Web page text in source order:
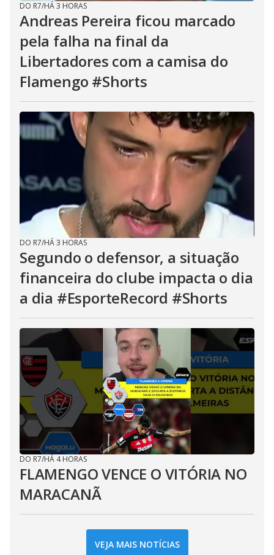
DO R7/HÁ 3 HORAS
Andreas Pereira ficou marcado
pela falha na final da
Libertadores com a camisa do
Flamengo #Shorts
DO R7/HÁ 3 HORAS
Segundo o defensor, a situação
financeira do clube impacta o dia
a dia #EsporteRecord #Shorts
DO R7/HÁ 4 HORAS
FLAMENGO VENCE O VITÓRIA NO
MARACANÃ
VEJA MAIS NOTÍCIAS